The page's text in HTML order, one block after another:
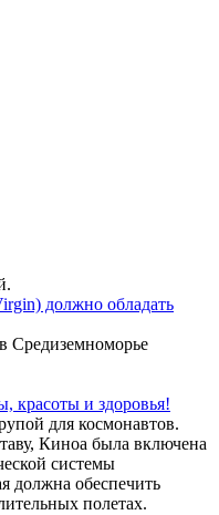
должно обладать
Средиземноморье
красоты и здоровья!
для космонавтов.
Киноа была включена
системы
должна обеспечить
полетах.